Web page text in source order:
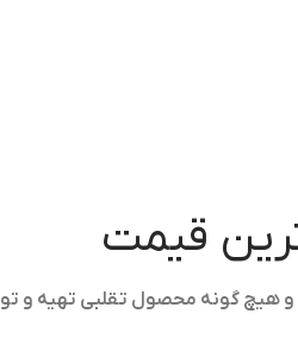
ترین قیمت
و هیچ گونه محصول تقلبی تهیه و